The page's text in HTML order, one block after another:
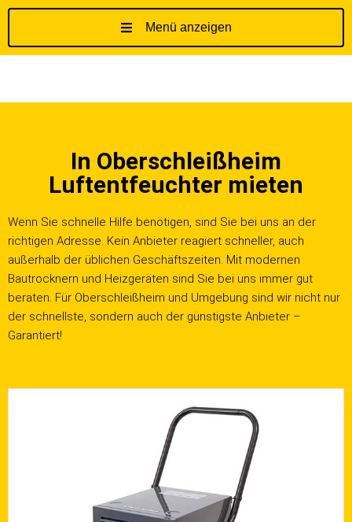
Menü anzeigen
In Oberschleißheim
Luftentfeuchter mieten
Wenn Sie schnelle Hilfe benötigen, sind Sie bei uns an der
richtigen Adresse. Kein Anbieter reagiert schneller, auch
außerhalb der üblichen Geschäftszeiten. Mit modernen
Bautrocknern und Heizgeräten sind Sie bei uns immer gut
beraten. Für Oberschleißheim und Umgebung sind wir nicht nur
der schnellste, sondern auch der günstigste Anbieter –
Garantiert!